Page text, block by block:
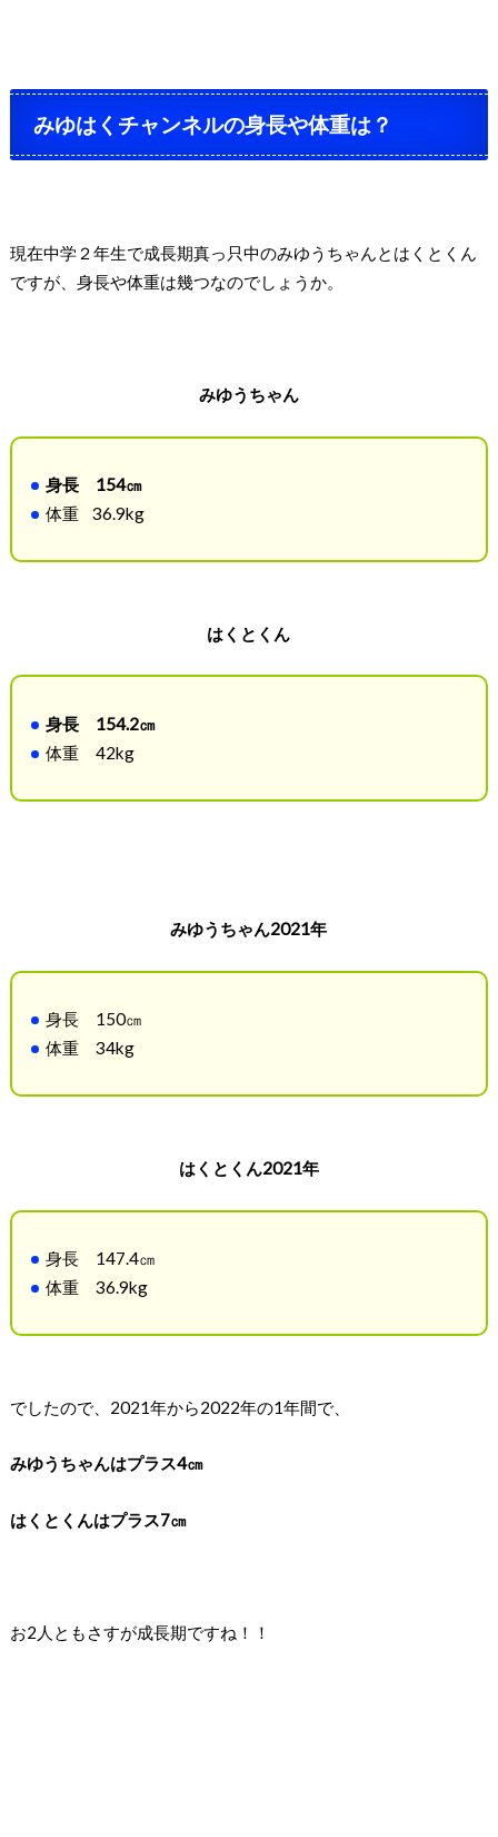
みゆはくチャンネルの身長や体重は？
現在中学２年生で成長期真っ只中のみゆうちゃんとはくとくん
ですが、身長や体重は幾つなのでしょうか。
みゆうちゃん
身長 154㎝
体重 36.9kg
はくとくん
身長 154.2㎝
体重 42kg
みゆうちゃん2021年
身長 150㎝
体重 34kg
はくとくん2021年
身長 147.4㎝
体重 36.9kg
でしたので、 2021年から2022年の1年間で、
みゆうちゃんはプラス4㎝
はくとくんはプラス7㎝
お2人ともさすが成長期ですね！！